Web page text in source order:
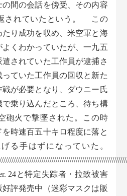
間の会話を傍受、その内容
されていたという。 この
り成功を収め、米空軍と海
くわかっていたが、一九五
されていた工作員が逮捕さ
ていた工作員の回収と新た
が必要となり、ダウニー氏
乗り込んだところ、待ち構
砲火で撃墜された。この時
時速百五十キロ程度に落と
る手はずになっていた。
24と特定失踪者・拉致被害
評発売中（迷彩マスクは販